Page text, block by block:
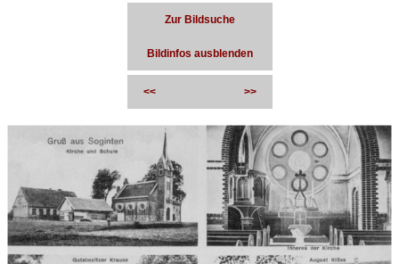
Zur Bildsuche
Bildinfos ausblenden
<< >>